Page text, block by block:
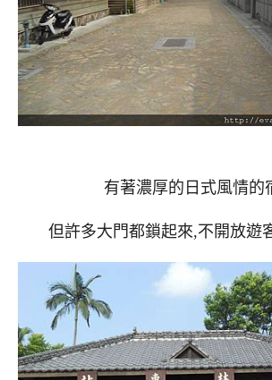
有著濃厚的日式風情的
但許多大門都鎖起來,不開放遊